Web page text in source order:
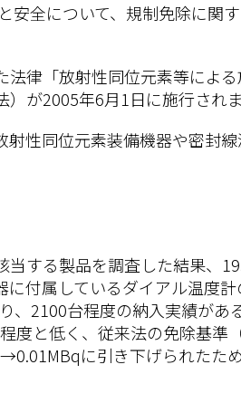
安全について、規制免除に関
律「放射性同位元素等によ
が2005年6月1日に施行されま
性同位元素装備機器や密封
する製品を調査した結果、
付属しているダイアル温度
、2100台程度の納入実績が
度と低く、従来法の免除基準
に引き下げられたた